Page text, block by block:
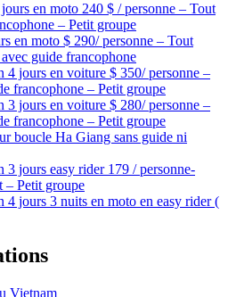
en moto 240 $ / personne – Tout
– Petit groupe
en moto $ 290/ personne – Tout
guide francophone
4 jours en voiture $ 350/ personne –
francophone – Petit groupe
3 jours en voiture $ 280/ personne –
francophone – Petit groupe
boucle Ha Giang sans guide ni
3 jours easy rider 179 / personne-
– Petit groupe
4 jours 3 nuits en moto en easy rider (
Vietnam